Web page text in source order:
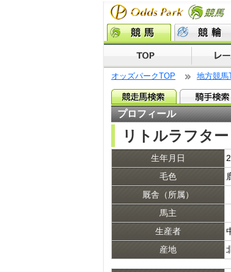
オッズパークTOP 地方競馬
プロフィール
リトルラフター
生年月日
毛色
厩舎（所属）
馬主
生産者
産地